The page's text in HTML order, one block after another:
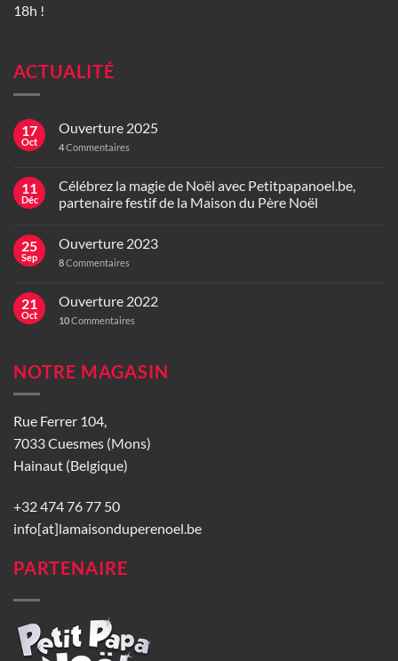
18h !
ACTUALITÉ
17
Oct
Ouverture 2025
4Commentaires
11
Déc
Célébrez la magie de Noël avec Petitpapanoel.be,
partenaire festif de la Maison du Père Noël
25
Sep
Ouverture 2023
8Commentaires
21
Oct
Ouverture 2022
10Commentaires
NOTRE MAGASIN
Rue Ferrer 104,
7033 Cuesmes (Mons)
Hainaut (Belgique)
+32 474 76 77 50
info[at]lamaisonduperenoel.be
PARTENAIRE